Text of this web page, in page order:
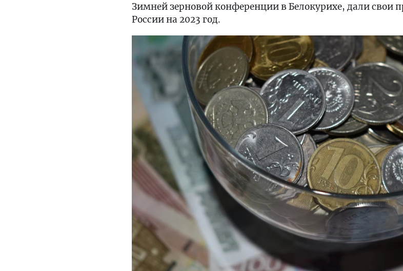
Зимней зерновой конференции в Белокурихе, дали свои
России на 2023 год.